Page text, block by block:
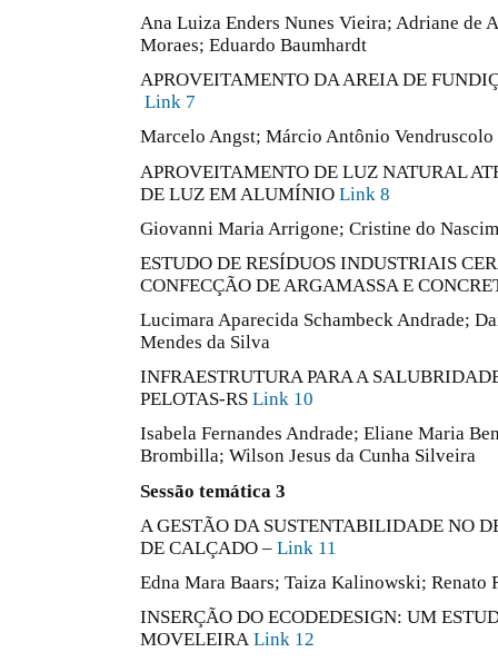
Ana Luiza Enders Nunes Vieira; Adriane de
Moraes; Eduardo Baumhardt
APROVEITAMENTO DA AREIA DE
Link 7
Marcelo Angst; Márcio Antônio Vendruscolo
APROVEITAMENTO DE LUZ NATURAL
DE LUZ EM ALUMÍNIO Link 8
Giovanni Maria Arrigone; Cristine do
ESTUDO DE RESÍDUOS INDUSTRIAIS
CONFECÇÃO DE ARGAMASSA E
Lucimara Aparecida Schambeck Andrade;
Mendes da Silva
INFRAESTRUTURA PARA A
PELOTAS-RS Link 10
Isabela Fernandes Andrade; Eliane Maria
Brombilla; Wilson Jesus da Cunha Silveira
Sessão temática 3
A GESTÃO DA SUSTENTABILIDADE NO
DE CALÇADO – Link 11
Edna Mara Baars; Taiza Kalinowski; Renato
INSERÇÃO DO ECODEDESIGN: UM
MOVELEIRA Link 12